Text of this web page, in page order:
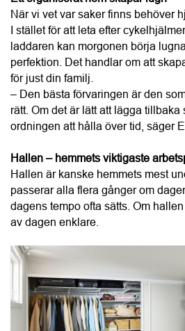
– Den bästa förvaringen är den
rätt. Om det är lätt att lägga tillbaka
ordningen att hålla över tid, säger
Hallen – hemmets viktigaste
Hallen är kanske hemmets mest
passerar alla flera gånger om
dagens tempo ofta sätts. Om
av dagen enklare.